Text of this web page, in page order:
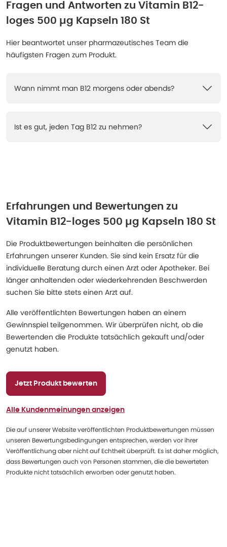
Fragen und Antworten zu Vitamin B12-
loges 500 µg Kapseln 180 St
Hier beantwortet unser pharmazeutisches Team die
häufigsten Fragen zum Produkt.
Wann nimmt man B12 morgens oder abends?
Ist es gut, jeden Tag B12 zu nehmen?
Erfahrungen und Bewertungen zu
Vitamin B12-loges 500 µg Kapseln 180 St
Die Produktbewertungen beinhalten die persönlichen
Erfahrungen unserer Kunden. Sie sind kein Ersatz für die
individuelle Beratung durch einen Arzt oder Apotheker. Bei
länger anhaltenden oder wiederkehrenden Beschwerden
suchen Sie bitte stets einen Arzt auf.
Alle veröffentlichten Bewertungen haben an einem
Gewinnspiel teilgenommen. Wir überprüfen nicht, ob die
Bewertenden die Produkte tatsächlich gekauft und/oder
genutzt haben.
Jetzt Produkt bewerten
Alle Kundenmeinungen anzeigen
Die auf unserer Website veröffentlichten Produktbewertungen müssen
unseren Bewertungsbedingungen entsprechen, werden vor ihrer
Veröffentlichung aber nicht auf Echtheit überprüft. Es ist daher möglich,
dass Bewertungen auch von Personen stammen, die die bewerteten
Produkte nicht tatsächlich erworben oder genutzt haben.